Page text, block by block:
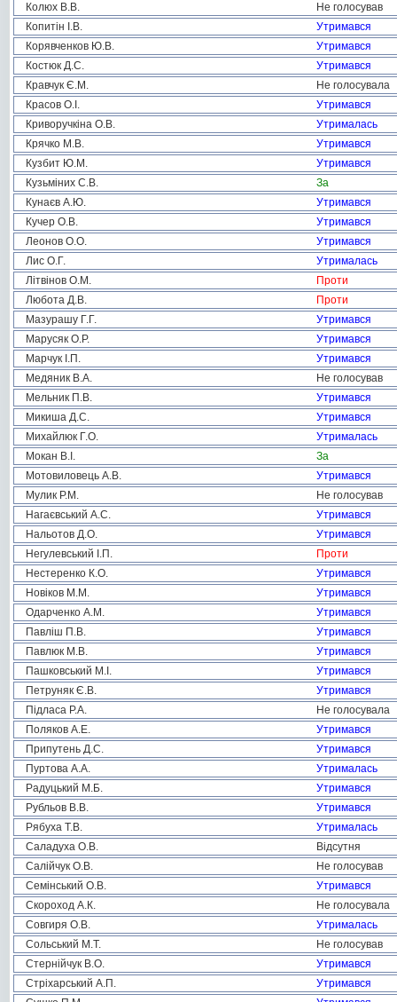
Колюх В.В.
Не голосував
Копитін І.В.
Утримався
Корявченков Ю.В.
Утримався
Костюк Д.С.
Утримався
Кравчук Є.М.
Не голосувала
Красов О.І.
Утримався
Криворучкіна О.В.
Утрималась
Крячко М.В.
Утримався
Кузбит Ю.М.
Утримався
Кузьміних С.В.
За
Кунаєв А.Ю.
Утримався
Кучер О.В.
Утримався
Леонов О.О.
Утримався
Лис О.Г.
Утрималась
Літвінов О.М.
Проти
Любота Д.В.
Проти
Мазурашу Г.Г.
Утримався
Марусяк О.Р.
Утримався
Марчук І.П.
Утримався
Медяник В.А.
Не голосував
Мельник П.В.
Утримався
Микиша Д.С.
Утримався
Михайлюк Г.О.
Утрималась
Мокан В.І.
За
Мотовиловець А.В.
Утримався
Мулик Р.М.
Не голосував
Нагаєвський А.С.
Утримався
Нальотов Д.О.
Утримався
Негулевський І.П.
Проти
Нестеренко К.О.
Утримався
Новіков М.М.
Утримався
Одарченко А.М.
Утримався
Павліш П.В.
Утримався
Павлюк М.В.
Утримався
Пашковський М.І.
Утримався
Петруняк Є.В.
Утримався
Підласа Р.А.
Не голосувала
Поляков А.Е.
Утримався
Припутень Д.С.
Утримався
Пуртова А.А.
Утрималась
Радуцький М.Б.
Утримався
Рубльов В.В.
Утримався
Рябуха Т.В.
Утрималась
Саладуха О.В.
Відсутня
Салійчук О.В.
Не голосував
Семінський О.В.
Утримався
Скороход А.К.
Не голосувала
Совгиря О.В.
Утрималась
Сольський М.Т.
Не голосував
Стернійчук В.О.
Утримався
Стріхарський А.П.
Утримався